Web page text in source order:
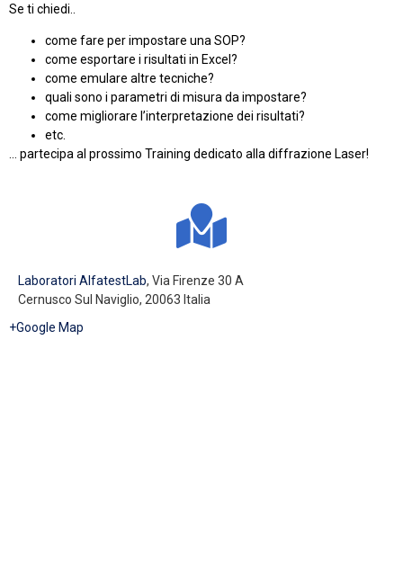
Se ti chiedi..
come fare per impostare una SOP?
come esportare i risultati in Excel?
come emulare altre tecniche?
quali sono i parametri di misura da impostare?
come migliorare l’interpretazione dei risultati?
etc.
… partecipa al prossimo Training dedicato alla diffrazione Laser!
Laboratori AlfatestLab, Via Firenze 30 A
Cernusco Sul Naviglio, 20063 Italia
+Google Map